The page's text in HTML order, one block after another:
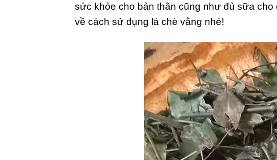
sức khỏe cho bản thân cũng như đủ sữa
về cách sử dụng lá chè vằng nhé!